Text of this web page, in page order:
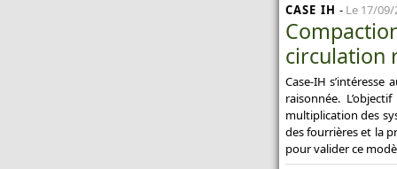
CASE IH - Le 17/09/
circulation
Case-IH
raisonnée.
multiplication des
des fourrières et la
pour valider ce